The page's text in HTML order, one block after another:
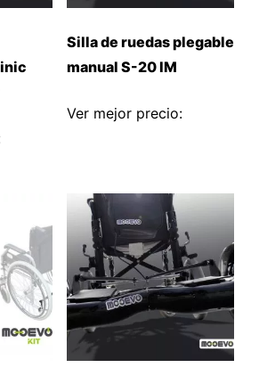
Silla de ruedas plegable
manual S-20 IM
Ver mejor precio: